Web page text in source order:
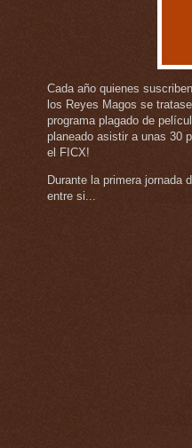
Cada año quienes
los Reyes Magos se
programa plagado de
planeado asistir a unas 30
el FICX!
Durante la primera
entre si...